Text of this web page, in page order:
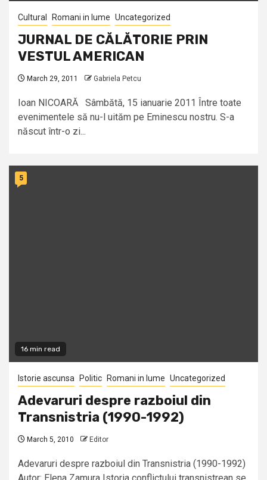
Cultural Romani in lume Uncategorized
JURNAL DE CĂLĂTORIE PRIN
VESTUL AMERICAN
March 29, 2011 Gabriela Petcu
Ioan NICOARĂ Sâmbătă, 15 ianuarie 2011 Între toate
evenimentele să nu-l uităm pe Eminescu nostru. S-a
născut într-o zi...
16 min read
5
Istorie ascunsa Politic Romani in lume Uncategorized
Adevaruri despre razboiul din
Transnistria (1990-1992)
March 5, 2010 Editor
Adevaruri despre razboiul din Transnistria (1990-1992)